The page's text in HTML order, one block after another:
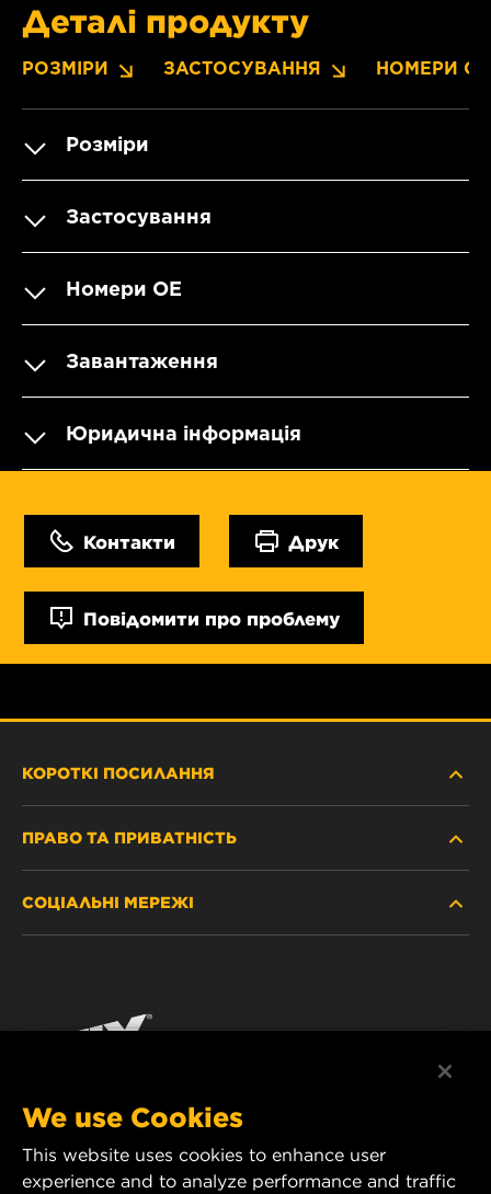
Деталі продукту
РОЗМІРИ ЗАСТОСУВАННЯ НОМЕРИ OE
Розміри
Застосування
Номери OE
Завантаження
Юридична інформація
Контакти Друк
Повідомити про проблему
КОРОТКІ ПОСИЛАННЯ
ПРАВО ТА ПРИВАТНІСТЬ
ЗАХИСТ ПЕРСОНАЛЬНИХ ДАНИХ
РЕКВІЗИТИ
СОЦІАЛЬНІ МЕРЕЖІ
MANN+HUMMEL FT Poland
ul. Wrocławska 145,
We use Cookies
This website uses cookies to enhance user
experience and to analyze performance and traffic